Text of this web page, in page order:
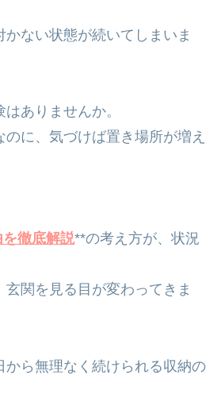
ない状態が続いてしまいま
ありませんか。
に、気づけば置き場所が増え
徹底解説**の考え方が、状況
関を見る目が変わってきま
ら無理なく続けられる収納の